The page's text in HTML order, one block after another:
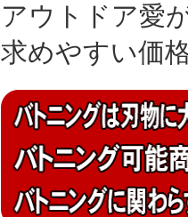
アウトドア愛
求めやすい価